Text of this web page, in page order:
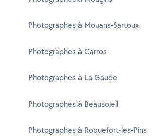
Photographes à Mouans-Sartoux
Photographes à Carros
Photographes à La Gaude
Photographes à Beausoleil
Photographes à Roquefort-les-Pins